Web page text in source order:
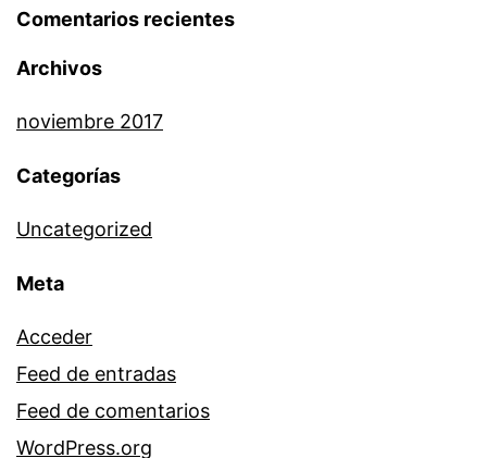
Comentarios recientes
Archivos
noviembre 2017
Categorías
Uncategorized
Meta
Acceder
Feed de entradas
Feed de comentarios
WordPress.org